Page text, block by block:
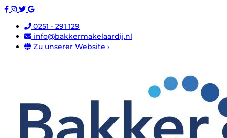
0251 - 291 129
info@bakkermakelaardij.nl
Zu unserer Website ›